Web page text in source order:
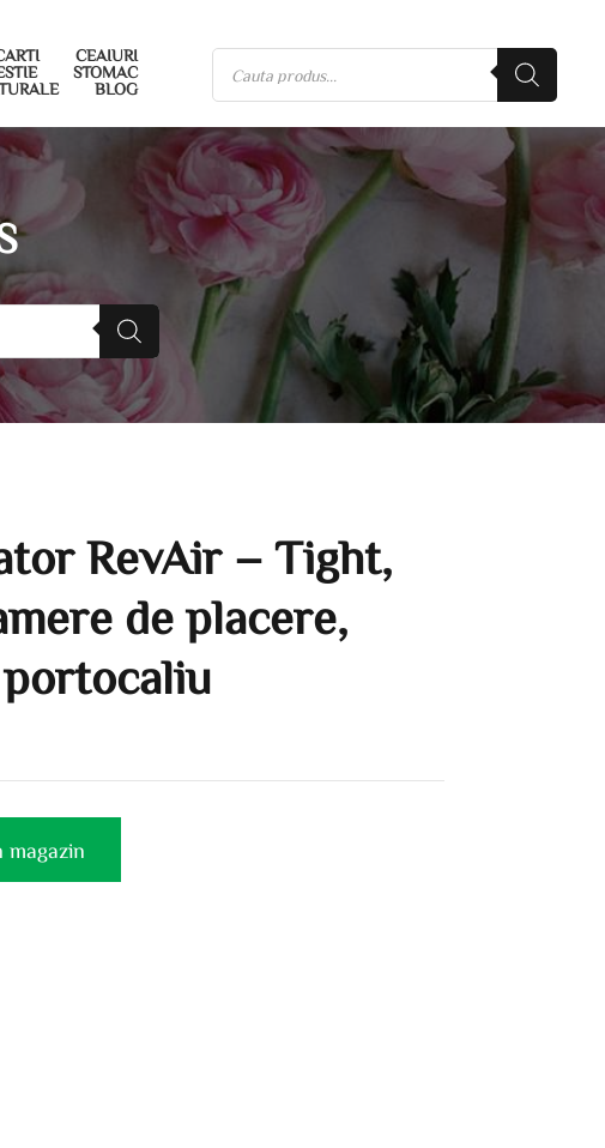
CEAIURI
STOMAC
BLOG
RevAir – Tight,
de placere,
portocaliu
magazin